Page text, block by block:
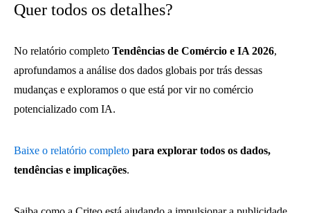
Quer todos os detalhes?
No relatório completo Tendências de Comércio e IA 2026,
aprofundamos a análise dos dados globais por trás dessas
mudanças e exploramos o que está por vir no comércio
potencializado com IA.
Baixe o relatório completo para explorar todos os dados,
tendências e implicações.